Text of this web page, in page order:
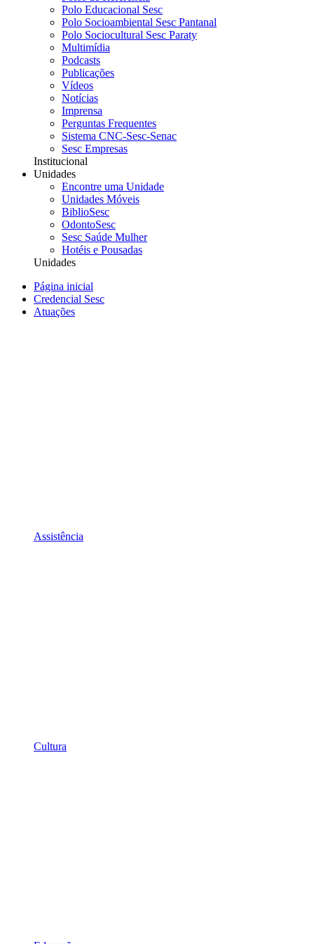
Polo Educacional Sesc
Polo Socioambiental Sesc Pantanal
Polo Sociocultural Sesc Paraty
Multimídia
Podcasts
Publicações
Vídeos
Notícias
Imprensa
Perguntas Frequentes
Sistema CNC-Sesc-Senac
Sesc Empresas
Institucional
Unidades
Encontre uma Unidade
Unidades Móveis
BiblioSesc
OdontoSesc
Sesc Saúde Mulher
Hotéis e Pousadas
Unidades
Página inicial
Credencial Sesc
Atuações
Assistência
Cultura